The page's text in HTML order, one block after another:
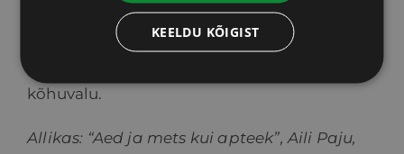
vett, lasta soojas tõmmata pool tundi ja
tarvitada 2 supilusikatäit korraga 4 korda
kõhuvalu.
Allikas: “Aed ja mets kui apteek”, Aili Paju,
KEELDU KÕIGIST